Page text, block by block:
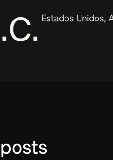
Unidos, América del norte